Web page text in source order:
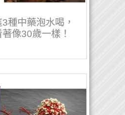
種中藥泡水喝，
像30歲一樣！